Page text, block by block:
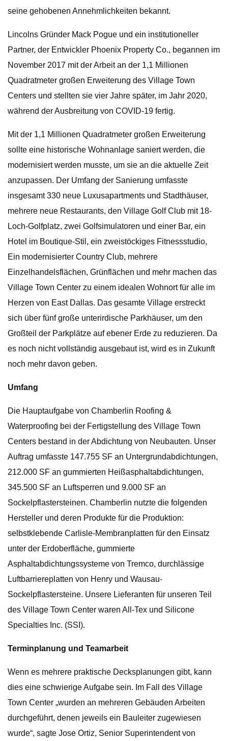
seine gehobenen Annehmlichkeiten bekannt.
Lincolns Gründer Mack Pogue und ein institutioneller
Partner, der Entwickler Phoenix Property Co., begannen im
November 2017 mit der Arbeit an der 1,1 Millionen
Quadratmeter großen Erweiterung des Village Town
Centers und stellten sie vier Jahre später, im Jahr 2020,
während der Ausbreitung von COVID-19 fertig.
Mit der 1,1 Millionen Quadratmeter großen Erweiterung
sollte eine historische Wohnanlage saniert werden, die
modernisiert werden musste, um sie an die aktuelle Zeit
anzupassen. Der Umfang der Sanierung umfasste
insgesamt 330 neue Luxusapartments und Stadthäuser,
mehrere neue Restaurants, den Village Golf Club mit 18-
Loch-Golfplatz, zwei Golfsimulatoren und einer Bar, ein
Hotel im Boutique-Stil, ein zweistöckiges Fitnessstudio,
Ein modernisierter Country Club, mehrere
Einzelhandelsflächen, Grünflächen und mehr machen das
Village Town Center zu einem idealen Wohnort für alle im
Herzen von East Dallas. Das gesamte Village erstreckt
sich über fünf große unterirdische Parkhäuser, um den
Großteil der Parkplätze auf ebener Erde zu reduzieren. Da
es noch nicht vollständig ausgebaut ist, wird es in Zukunft
noch mehr davon geben.
Umfang
Die Hauptaufgabe von Chamberlin Roofing &
Waterproofing bei der Fertigstellung des Village Town
Centers bestand in der Abdichtung von Neubauten. Unser
Auftrag umfasste 147.755 SF an Untergrundabdichtungen,
212.000 SF an gummierten Heißasphaltabdichtungen,
345.500 SF an Luftsperren und 9.000 SF an
Sockelpflastersteinen. Chamberlin nutzte die folgenden
Hersteller und deren Produkte für die Produktion:
selbstklebende Carlisle-Membranplatten für den Einsatz
unter der Erdoberfläche, gummierte
Asphaltabdichtungssysteme von Tremco, durchlässige
Luftbarriereplatten von Henry und Wausau-
Sockelpflastersteine. Unsere Lieferanten für unseren Teil
des Village Town Center waren All-Tex und Silicone
Specialties Inc. (SSI).
Terminplanung und Teamarbeit
Wenn es mehrere praktische Decksplanungen gibt, kann
dies eine schwierige Aufgabe sein. Im Fall des Village
Town Center „wurden an mehreren Gebäuden Arbeiten
durchgeführt, denen jeweils ein Bauleiter zugewiesen
wurde“, sagte Jose Ortiz, Senior Superintendent von